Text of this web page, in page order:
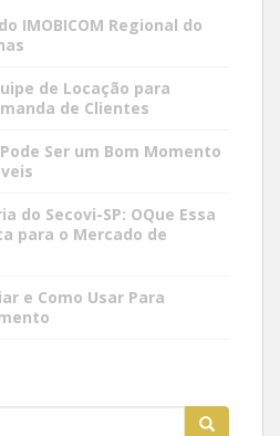
IMOBICOM Regional do
de Locação para
de Clientes
Ser um Bom Momento
do Secovi-SP: OQue Essa
para o Mercado de
e Como Usar Para